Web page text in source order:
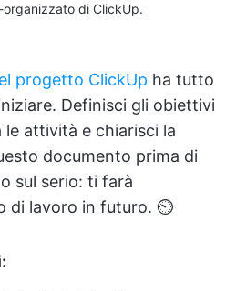
di ClickUp.
progetto ClickUp ha tutto
Definisci gli obiettivi
attività e chiarisci la
documento prima di
sul serio: ti farà
di lavoro in futuro. ⏲️